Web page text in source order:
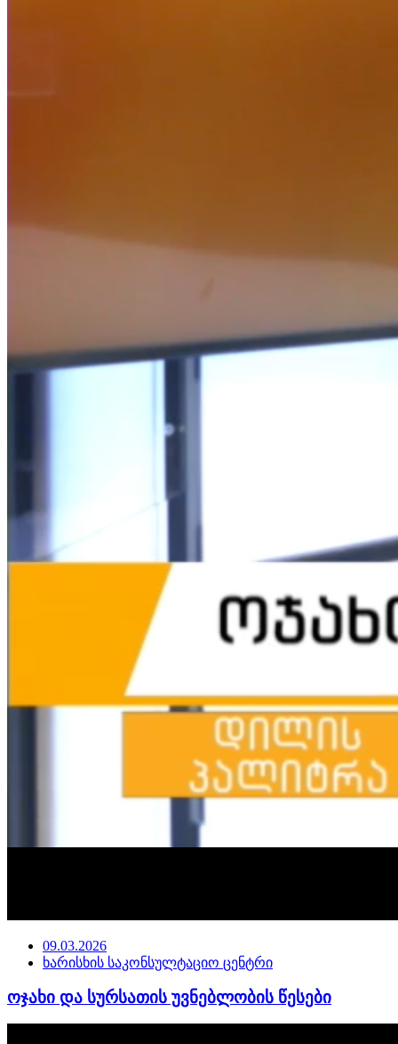
09.03.2026
ხარისხის საკონსულტაციო ცენტრი
ოჯახი და სურსათის უვნებლობის წესები